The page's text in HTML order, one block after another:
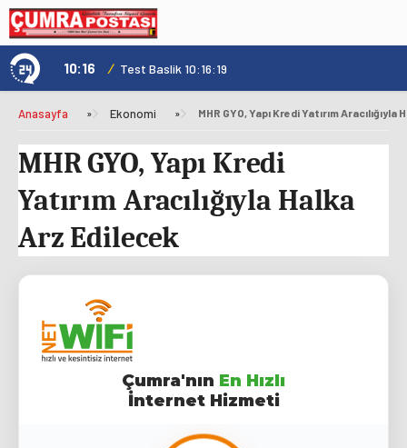
10:16 / Test Baslik 10:16:19
Anasayfa » Ekonomi » MHR GYO, Yapı Kredi Yatırım
MHR GYO, Yapı Kredi
Yatırım Aracılığıyla Halka
Arz Edilecek
Çumra'nın En Hızlı
İnternet Hizmeti